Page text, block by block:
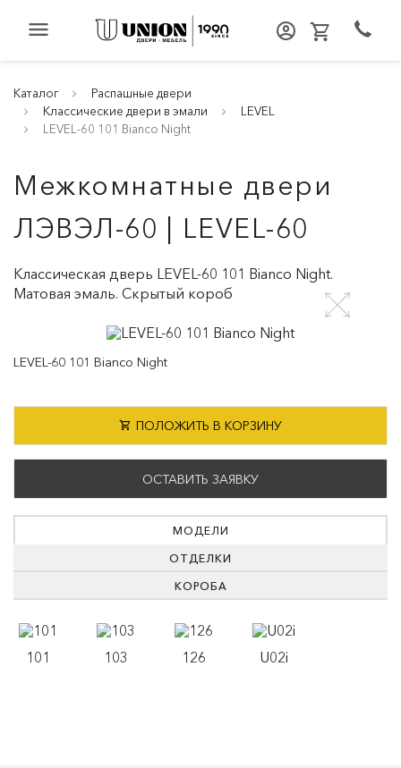
menu
Каталог
Распашные двери
Классические двери в эмали
LEVEL
LEVEL-60 101 Bianco Night
Межкомнатные двери
ЛЭВЭЛ-60 | LEVEL-60
Классическая дверь LEVEL-60 101 Bianco Night.
Матовая эмаль. Скрытый короб
LEVEL-60 101 Bianco Night
ПОЛОЖИТЬ В КОРЗИНУ
ОСТАВИТЬ ЗАЯВКУ
МОДЕЛИ
ОТДЕЛКИ
КОРОБА
101 103 126 U02i